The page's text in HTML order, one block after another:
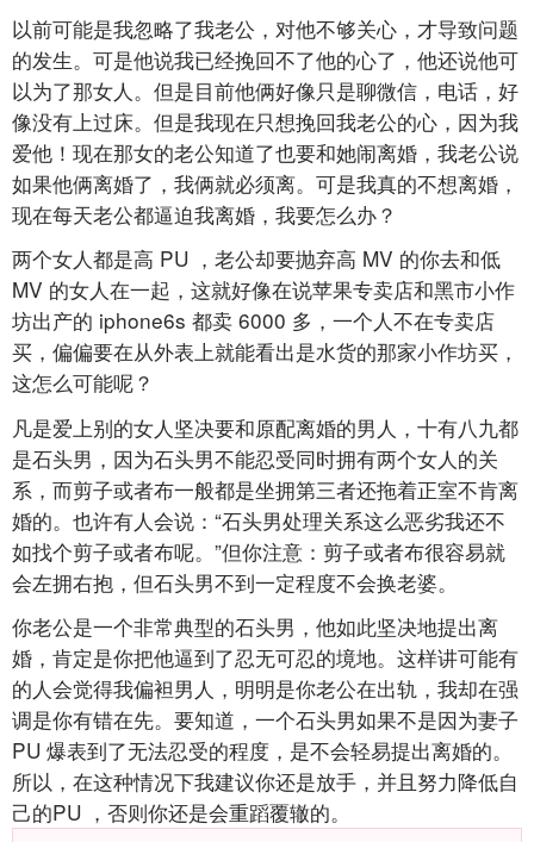
以前可能是我忽略了我老公，对他不够关心，才导致问题
的发生。可是他说我已经挽回不了他的心了，他还说他可
以为了那女人。但是目前他俩好像只是聊微信，电话，好
像没有上过床。但是我现在只想挽回我老公的心，因为我
爱他！现在那女的老公知道了也要和她闹离婚，我老公说
如果他俩离婚了，我俩就必须离。可是我真的不想离婚，
现在每天老公都逼迫我离婚，我要怎么办？
两个女人都是高 PU ，老公却要抛弃高 MV 的你去和低
MV 的女人在一起，这就好像在说苹果专卖店和黑市小作
坊出产的 iphone6s 都卖 6000 多，一个人不在专卖店
买，偏偏要在从外表上就能看出是水货的那家小作坊买，
这怎么可能呢？
凡是爱上别的女人坚决要和原配离婚的男人，十有八九都
是石头男，因为石头男不能忍受同时拥有两个女人的关
系，而剪子或者布一般都是坐拥第三者还拖着正室不肯离
婚的。也许有人会说：“石头男处理关系这么恶劣我还不
如找个剪子或者布呢。”但你注意：剪子或者布很容易就
会左拥右抱，但石头男不到一定程度不会换老婆。
你老公是一个非常典型的石头男，他如此坚决地提出离
婚，肯定是你把他逼到了忍无可忍的境地。这样讲可能有
的人会觉得我偏袒男人，明明是你老公在出轨，我却在强
调是你有错在先。要知道，一个石头男如果不是因为妻子
PU 爆表到了无法忍受的程度，是不会轻易提出离婚的。
所以，在这种情况下我建议你还是放手，并且努力降低自
己的PU ，否则你还是会重蹈覆辙的。